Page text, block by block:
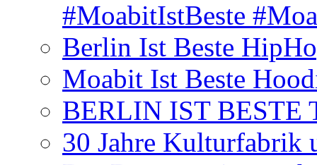
#MoabitIstBeste
Berlin Ist Beste
Moabit Ist Beste
BERLIN IST BESTE
30 Jahre Kulturfabrik